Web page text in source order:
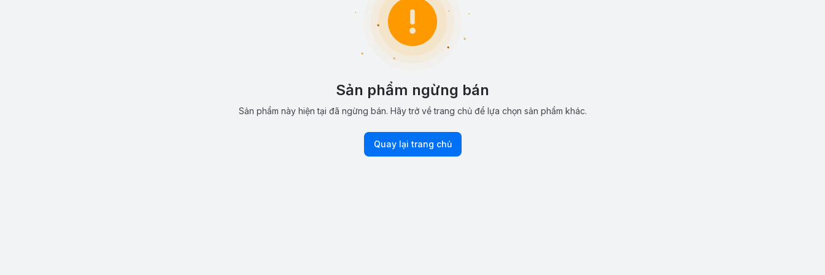
Sản phẩm ngừng bán
Sản phẩm này hiện tại đã ngừng bán. Hãy trở về trang chủ để lựa chọn sản phẩm khác.
Quay lại trang chủ